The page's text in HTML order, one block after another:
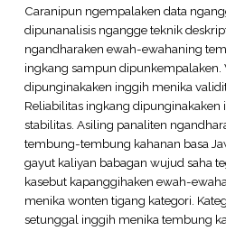
Caranipun ngempalaken data
dipunanalisis ngangge teknik
ngandharaken ewah-ewahaning
ingkang sampun dipunkempalaken.
dipunginakaken inggih menika
Reliabilitas ingkang
stabilitas. Asiling panaliten
tembung-tembung kahanan basa
gayut kaliyan babagan wujud saha
kasebut kapanggihaken ewah-
menika wonten tigang kategori.
setunggal inggih menika tembung